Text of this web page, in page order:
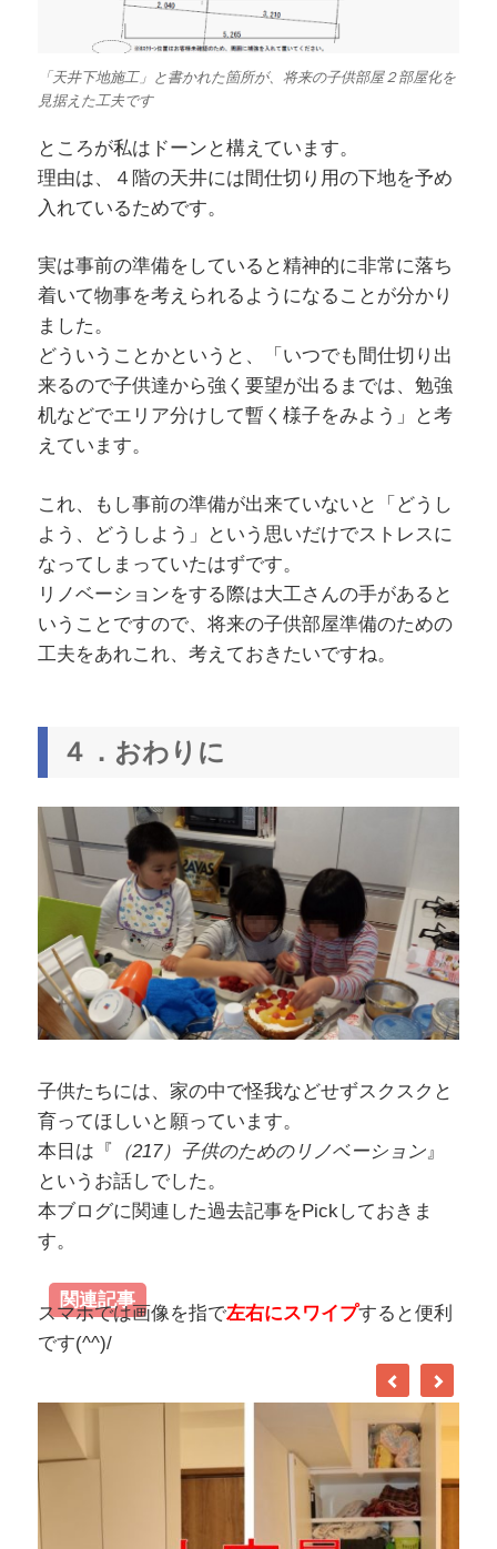
「天井下地施工」と書かれた箇所が、将来の子供部屋２部屋化を
見据えた工夫です
ところが私はドーンと構えています。
理由は、４階の天井には間仕切り用の下地を予め
入れているためです。
実は事前の準備をしていると精神的に非常に落ち
着いて物事を考えられるようになることが分かり
ました。
どういうことかというと、「いつでも間仕切り出
来るので子供達から強く要望が出るまでは、勉強
机などでエリア分けして暫く様子をみよう」と考
えています。
これ、もし事前の準備が出来ていないと「どうし
よう、どうしよう」という思いだけでストレスに
なってしまっていたはずです。
リノベーションをする際は大工さんの手があると
いうことですので、将来の子供部屋準備のための
工夫をあれこれ、考えておきたいですね。
４．おわりに
子供たちには、家の中で怪我などせずスクスクと
育ってほしいと願っています。
本日は『
（217）子供のためのリノベーション』
というお話しでした。
本ブログに関連した過去記事をPickしておきま
す。
関連記事
スマホでは画像を指で左右にスワイプすると便利
です(^^)/